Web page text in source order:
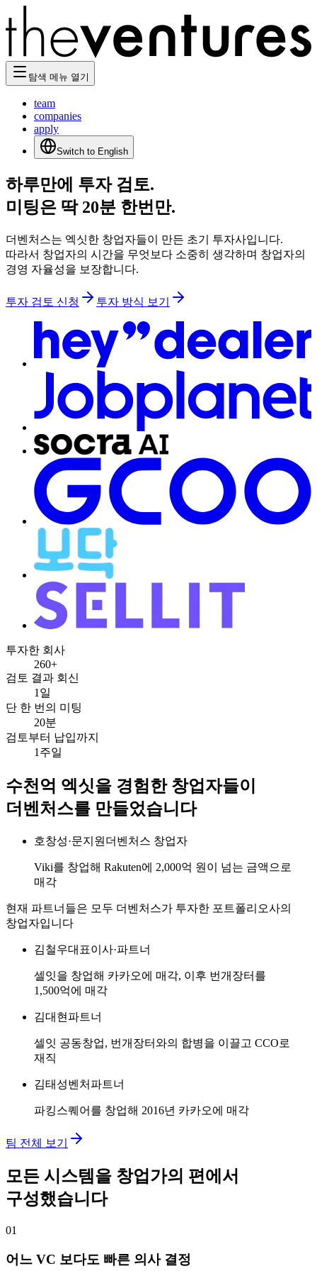
탐색 메뉴 열기
team
companies
apply
Switch to English
하루만에 투자 검토.
미팅은 딱 20분 한번만.
더벤처스는 엑싯한 창업자들이 만든 초기 투자사입니다.
따라서 창업자의 시간을 무엇보다 소중히 생각하며 창업자의
경영 자율성을 보장합니다.
투자 검토 신청 투자 방식 보기
투자한 회사
260+
검토 결과 회신
1일
단 한 번의 미팅
20분
검토부터 납입까지
1주일
수천억 엑싯을 경험한 창업자들이
더벤처스를 만들었습니다
호창성·문지원 더벤처스 창업자
Viki를 창업해 Rakuten에 2,000억 원이 넘는 금액으로
매각
현재 파트너들은 모두 더벤처스가 투자한 포트폴리오사의
창업자입니다
김철우대표이사·파트너
셀잇을 창업해 카카오에 매각, 이후 번개장터를
1,500억에 매각
김대현 파트너
셀잇 공동창업, 번개장터와의 합병을 이끌고 CCO로
재직
김태성벤처파트너
파킹스퀘어를 창업해 2016년 카카오에 매각
팀 전체 보기
모든 시스템을 창업가의 편에서
구성했습니다
01
어느 VC 보다도 빠른 의사 결정